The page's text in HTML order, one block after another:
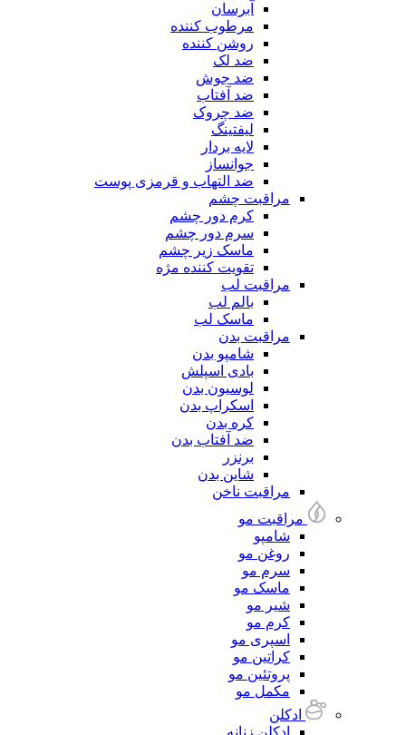
آبرسان
مرطوب کننده
روشن کننده
ضد لک
ضد جوش
ضد آفتاب
ضد چروک
لیفتینگ
لایه بردار
جوانساز
ضد التهاب و قرمزی پوست
مراقبت چشم
کرم دور چشم
سرم دور چشم
ماسک زیر چشم
تقویت کننده مژه
مراقبت لب
بالم لب
ماسک لب
مراقبت بدن
شامپو بدن
بادی اسپلش
لوسیون بدن
اسکراپ بدن
کره بدن
ضد آفتاب بدن
برنزر
شاین بدن
مراقبت ناخن
مراقبت مو
شامپو
روغن مو
سرم مو
ماسک مو
شیر مو
کرم مو
اسپری مو
کراتین مو
پروتئین مو
مکمل مو
ادکلن
ادکلن زنانه